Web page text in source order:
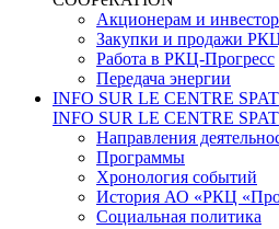
Акционерам и
Закупки и продажи
Работа в РКЦ-Прогресс
Передача энергии
INFO SUR LE CENTRE
INFO SUR LE CENTRE
Направления
Программы
Хронология событий
История АО «РКЦ
Социальная политика